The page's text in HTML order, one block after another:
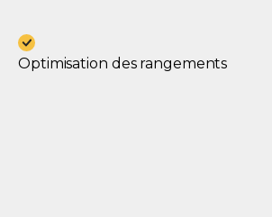
Optimisation des rangements